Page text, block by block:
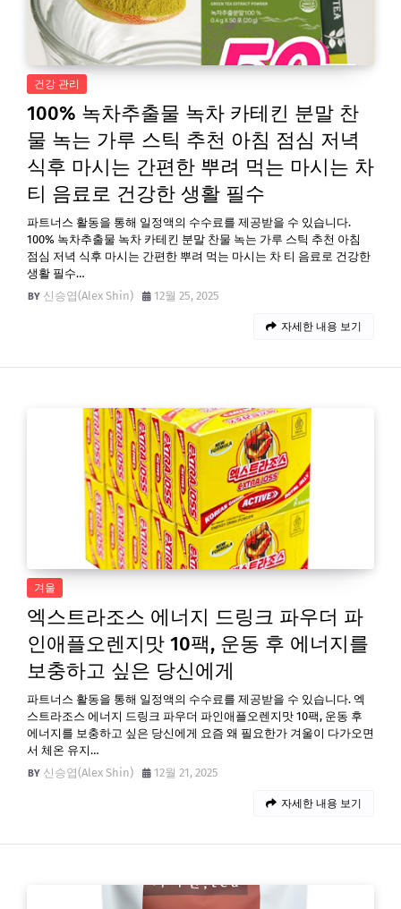
건강 관리
100% 녹차추출물 녹차 카테킨 분말 찬
물 녹는 가루 스틱 추천 아침 점심 저녁
식후 마시는 간편한 뿌려 먹는 마시는 차
티 음료로 건강한 생활 필수
파트너스 활동을 통해 일정액의 수수료를 제공받을 수 있습니다.
100% 녹차추출물 녹차 카테킨 분말 찬물 녹는 가루 스틱 추천 아침
점심 저녁 식후 마시는 간편한 뿌려 먹는 마시는 차 티 음료로 건강한
생활 필수…
신승엽(Alex Shin)
12월 25, 2025
자세한 내용 보기
겨울
엑스트라조스 에너지 드링크 파우더 파
인애플오렌지맛 10팩, 운동 후 에너지를
보충하고 싶은 당신에게
파트너스 활동을 통해 일정액의 수수료를 제공받을 수 있습니다. 엑
스트라조스 에너지 드링크 파우더 파인애플오렌지맛 10팩, 운동 후
에너지를 보충하고 싶은 당신에게 요즘 왜 필요한가 겨울이 다가오면
서 체온 유지…
신승엽(Alex Shin)
12월 21, 2025
자세한 내용 보기